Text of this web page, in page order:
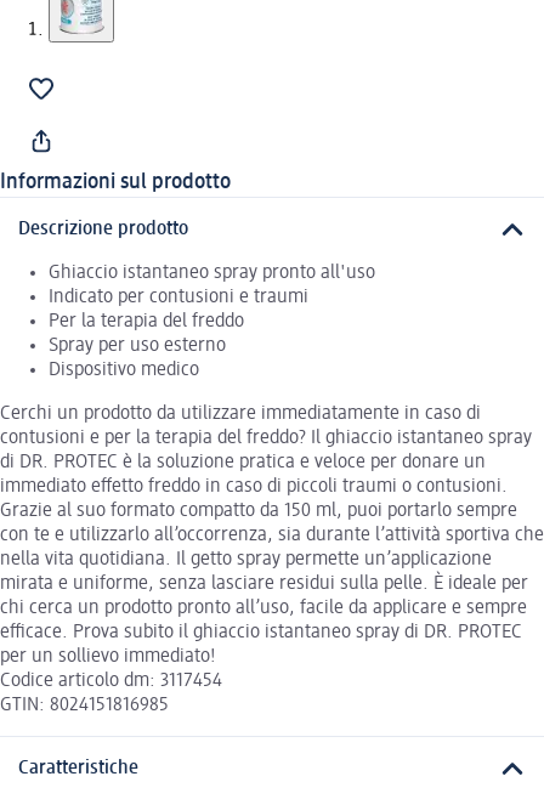
Informazioni sul prodotto
Descrizione prodotto
Ghiaccio istantaneo spray pronto all'uso
Indicato per contusioni e traumi
Per la terapia del freddo
Spray per uso esterno
Dispositivo medico
Cerchi un prodotto da utilizzare immediatamente in caso di
contusioni e per la terapia del freddo? Il ghiaccio istantaneo spray
di DR. PROTEC è la soluzione pratica e veloce per donare un
immediato effetto freddo in caso di piccoli traumi o contusioni.
Grazie al suo formato compatto da 150 ml, puoi portarlo sempre
con te e utilizzarlo all’occorrenza, sia durante l’attività sportiva che
nella vita quotidiana. Il getto spray permette un’applicazione
mirata e uniforme, senza lasciare residui sulla pelle. È ideale per
chi cerca un prodotto pronto all’uso, facile da applicare e sempre
efficace. Prova subito il ghiaccio istantaneo spray di DR. PROTEC
per un sollievo immediato!
Codice articolo dm: 3117454
GTIN: 8024151816985
Caratteristiche